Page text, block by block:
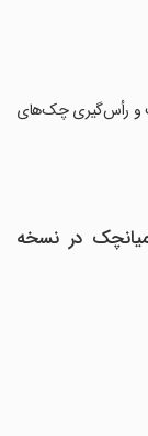
و رأس‌گیری چک‌های
در نسخه